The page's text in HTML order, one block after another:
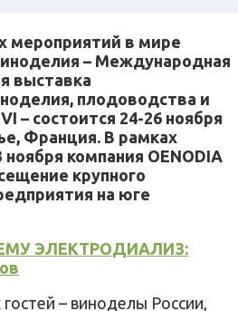
мероприятий в мире
– Международная
выставка
плодоводства и
– состоится 24-26 ноября
Франция. В рамках
компания OENODIA
крупного
на юге
ЭЛЕКТРОДИАЛИЗ:
– виноделы России,